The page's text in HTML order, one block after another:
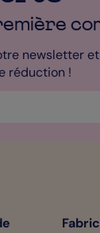
newsletter
réduction !